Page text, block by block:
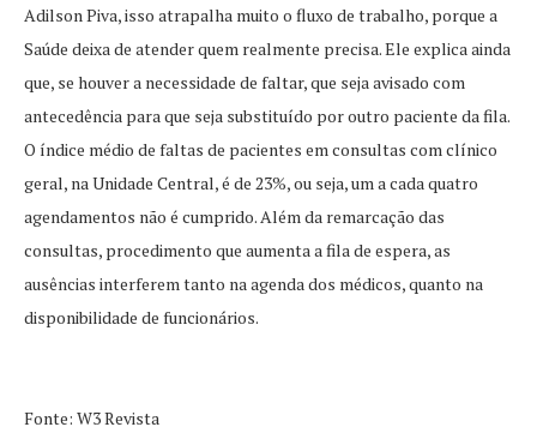
Adilson Piva, isso atrapalha muito o fluxo de trabalho, porque a
Saúde deixa de atender quem realmente precisa. Ele explica ainda
que, se houver a necessidade de faltar, que seja avisado com
antecedência para que seja substituído por outro paciente da fila.
O índice médio de faltas de pacientes em consultas com clínico
geral, na Unidade Central, é de 23%, ou seja, um a cada quatro
agendamentos não é cumprido. Além da remarcação das
consultas, procedimento que aumenta a fila de espera, as
ausências interferem tanto na agenda dos médicos, quanto na
disponibilidade de funcionários.
Fonte: W3 Revista